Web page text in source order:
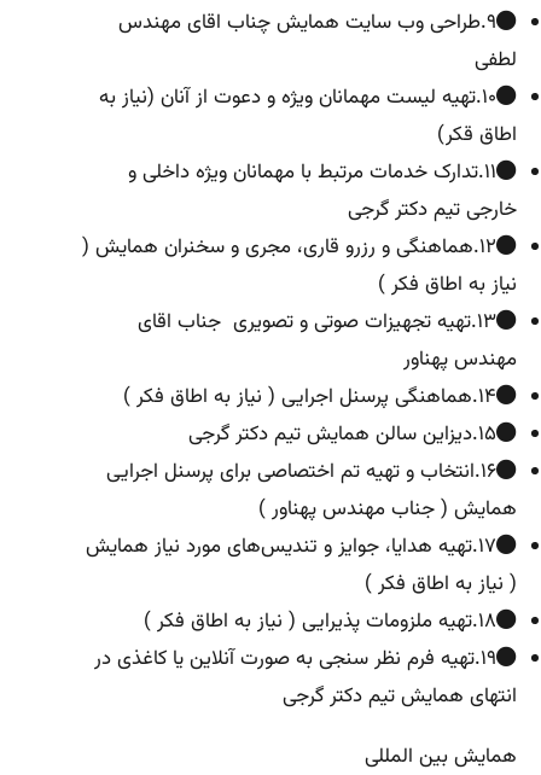
۹.طراحی وب سایت همایش چناب اقای مهندس
لطفی
۱۰.تهیه لیست مهمانان ویژه و دعوت از آنان (نیاز به
اطاق قکر)
۱۱.تدارک خدمات مرتبط با مهمانان ویژه داخلی و
خارجی تیم دکتر گرجی
۱۲.هماهنگی و رزرو قاری، مجری و سخنران همایش (
نیاز به اطاق فکر )
۱۳.تهیه تجهیزات صوتی و تصویری جناب اقای
مهندس پهناور
۱۴.هماهنگی پرسنل اجرایی ( نیاز به اطاق فکر )
۱۵.دیزاین سالن همایش تیم دکتر گرجی
۱۶.انتخاب و تهیه تم اختصاصی برای پرسنل اجرایی
همایش ( جناب مهندس پهناور )
۱۷.تهیه هدایا، جوایز و تندیس‌های مورد نیاز همایش
( نیاز به اطاق فکر )
۱۸.تهیه ملزومات پذیرایی ( نیاز به اطاق فکر )
۱۹.تهیه فرم نظر سنجی به صورت آنلاین یا کاغذی در
انتهای همایش تیم دکتر گرجی
همایش بین المللی